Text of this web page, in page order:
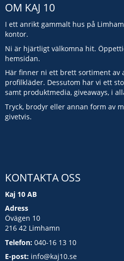
OM KAJ 10
I ett anrikt gammalt hus på
kontor.
Ni är hjärtligt välkomna hit.
hemsidan.
Här finner ni ett brett sortiment av
profilkläder. Dessutom har vi ett
samt produktmedia, giveaways, i
Tryck, brodyr eller annan form av
givetvis.
KONTAKTA OSS
Kaj 10 AB
Adress
Övägen 10
216 42 Limhamn
Telefon: 040-16 13 10
E-post: info@kaj10.se